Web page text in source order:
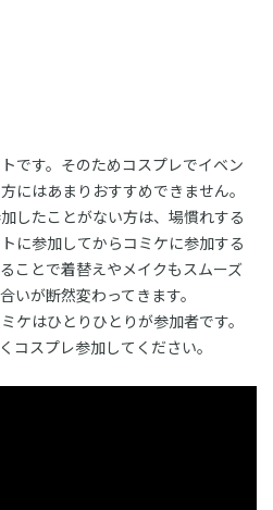
です。そのためコスプレでイベン
にはあまりおすすめできません。
したことがない方は、場慣れする
に参加してからコミケに参加する
ことで着替えやメイクもスムーズ
いが断然変わってきます。
ケはひとりひとりが参加者です。
コスプレ参加してください。